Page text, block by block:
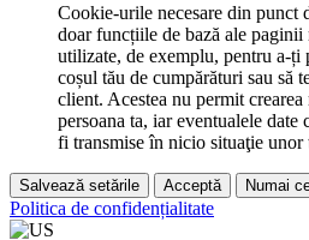
Cookie-urile necesare din punct
doar funcțiile de bază ale paginii
utilizate, de exemplu, pentru a-ți
coșul tău de cumpărături sau să
client. Acestea nu permit
persoana ta, iar eventualele
fi transmise în nicio situaţie unor
Salvează setările Acceptă Numai
Politica de confidențialitate